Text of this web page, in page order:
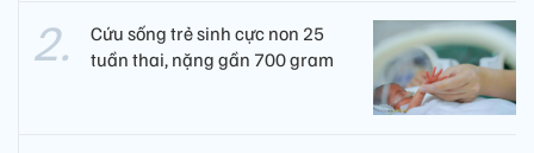
Cứu sống trẻ sinh cực non 25
tuần thai, nặng gần 700 gram